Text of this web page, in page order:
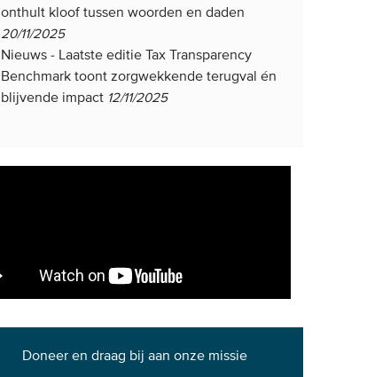
onthult kloof tussen woorden en daden
20/11/2025
Nieuws - Laatste editie Tax Transparency
Benchmark toont zorgwekkende terugval én
blijvende impact 12/11/2025
Doneer en draag bij aan onze missie